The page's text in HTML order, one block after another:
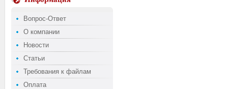
Вопрос-Ответ
О компании
Новости
Статьи
Требования к файлам
Оплата